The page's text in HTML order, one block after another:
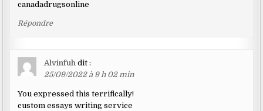
canadadrugsonline
Répondre
Alvinfuh dit :
25/09/2022 à 9 h 02 min
You expressed this terrifically!
custom essays writing service